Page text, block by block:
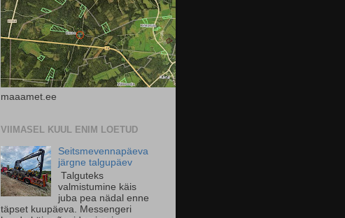
maaamet.ee
VIIMASEL KUUL ENIM LOETUD
Seitsmevennapäeva
järgne talgupäev
Talguteks
valmistumine käis
juba pea nädal enne
täpset kuupäeva. Messengeri